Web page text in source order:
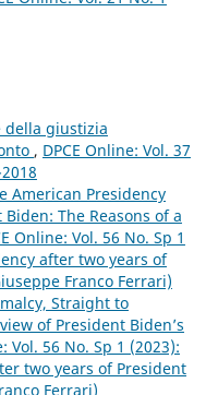
della giustizia
, DPCE Online: Vol. 37
American Presidency
The Reasons of a
Online: Vol. 56 No. Sp 1
after two years of
Franco Ferrari)
Straight to
of President Biden’s
Vol. 56 No. Sp 1 (2023):
two years of President
Ferrari)